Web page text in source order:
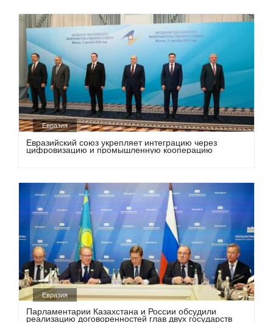
Евразия
Евразийский союз укрепляет интеграцию через
цифровизацию и промышленную кооперацию
Евразия
Парламентарии Казахстана и России обсудили
реализацию договоренностей глав двух государств